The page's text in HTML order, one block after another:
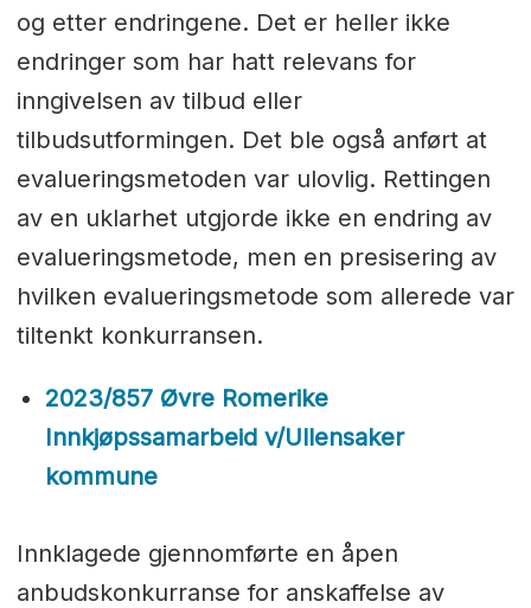
og etter endringene. Det er heller ikke
endringer som har hatt relevans for
inngivelsen av tilbud eller
tilbudsutformingen. Det ble også anført at
evalueringsmetoden var ulovlig. Rettingen
av en uklarhet utgjorde ikke en endring av
evalueringsmetode, men en presisering av
hvilken evalueringsmetode som allerede var
tiltenkt konkurransen.
2023/857 Øvre Romerike
Innkjøpssamarbeid v/Ullensaker
kommune
Innklagede gjennomførte en åpen
anbudskonkurranse for anskaffelse av